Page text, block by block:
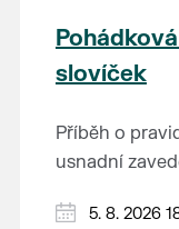
slovíček
Příběh o
usnadní
Hraje se jen
5. 8. 2026